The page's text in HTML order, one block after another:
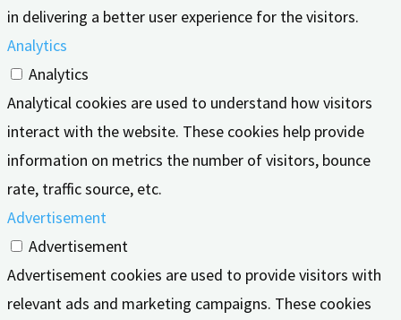
in delivering a better user experience for the visitors.
Analytics
Analytics
Analytical cookies are used to understand how visitors
interact with the website. These cookies help provide
information on metrics the number of visitors, bounce
rate, traffic source, etc.
Advertisement
Advertisement
Advertisement cookies are used to provide visitors with
relevant ads and marketing campaigns. These cookies